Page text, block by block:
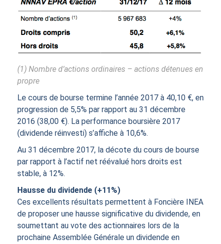
(1) Nombre d’actions ordinaires – actions détenues en
propre
Le cours de bourse termine l’année 2017 à 40,10 €, en
progression de 5,5% par rapport au 31 décembre
2016 (38,00 €). La performance boursière 2017
(dividende réinvesti) s’affiche à 10,6%.
Au 31 décembre 2017, la décote du cours de bourse
par rapport à l’actif net réévalué hors droits est
stable, à 12%.
Hausse du dividende (+11%)
Ces excellents résultats permettent à Foncière INEA
de proposer une hausse significative du dividende, en
soumettant au vote des actionnaires lors de la
prochaine Assemblée Générale un dividende en